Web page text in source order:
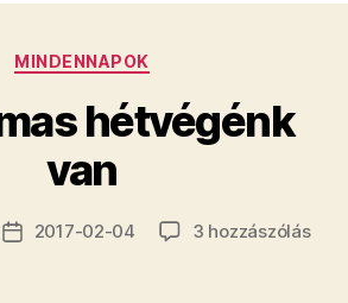
Kategóriák
MINDENNAPOK
hétvégénk
van
Bejegyzés
2017-02-04 3 hozzászólás